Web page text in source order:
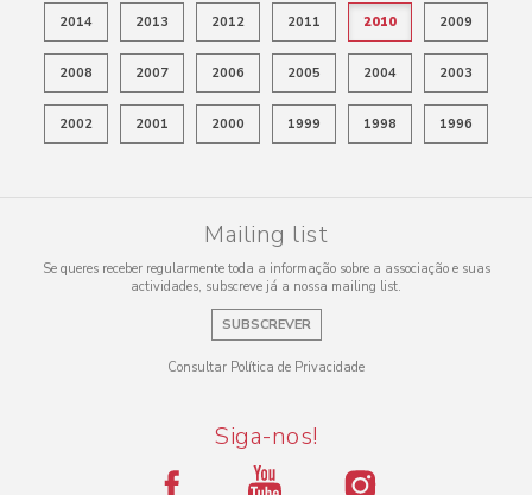
2014 2013 2012 2011 2010 2009
2008 2007 2006 2005 2004 2003
2002 2001 2000 1999 1998 1996
Mailing list
Se queres receber regularmente toda a informação sobre a associação e suas
actividades, subscreve já a nossa mailing list.
SUBSCREVER
Consultar Política de Privacidade
Siga-nos!